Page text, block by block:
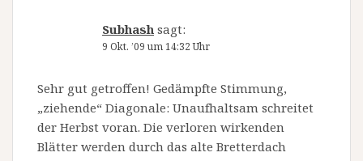
Subhash sagt:
9 Okt. ’09 um 14:32 Uhr
Sehr gut getroffen! Gedämpfte Stimmung,
„ziehende“ Diagonale: Unaufhaltsam schreitet
der Herbst voran. Die verloren wirkenden
Blätter werden durch das alte Bretterdach